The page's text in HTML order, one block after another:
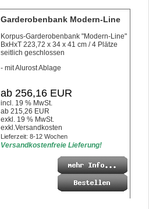
Garderobenbank Modern-Line
Korpus-Garderobenbank "Modern-Line"
BxHxT 223,72 x 34 x 41 cm / 4 Plätze
seitlich geschlossen
- mit Alurost Ablage
ab 256,16 EUR
incl. 19 % MwSt.
ab 215,26 EUR
exkl. 19 % MwSt.
exkl.Versandkosten
Lieferzeit: 8-12 Wochen
Versandkostenfreie Lieferung!